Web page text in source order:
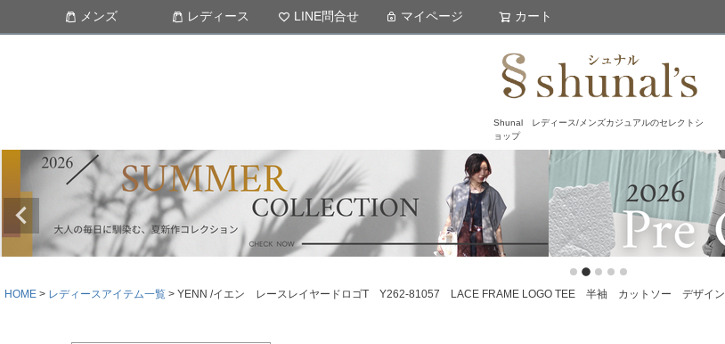
Shunal レディース/メンズカジュアルのセレクトシ
ョップ
メンズ レディース LINE問合せ マイページ カート
HOME レディースアイテム一覧 YENN /イエン レースレイヤードロゴT Y262-81057 LACE FRAME LOGO TEE 半袖 カットソー デザイン